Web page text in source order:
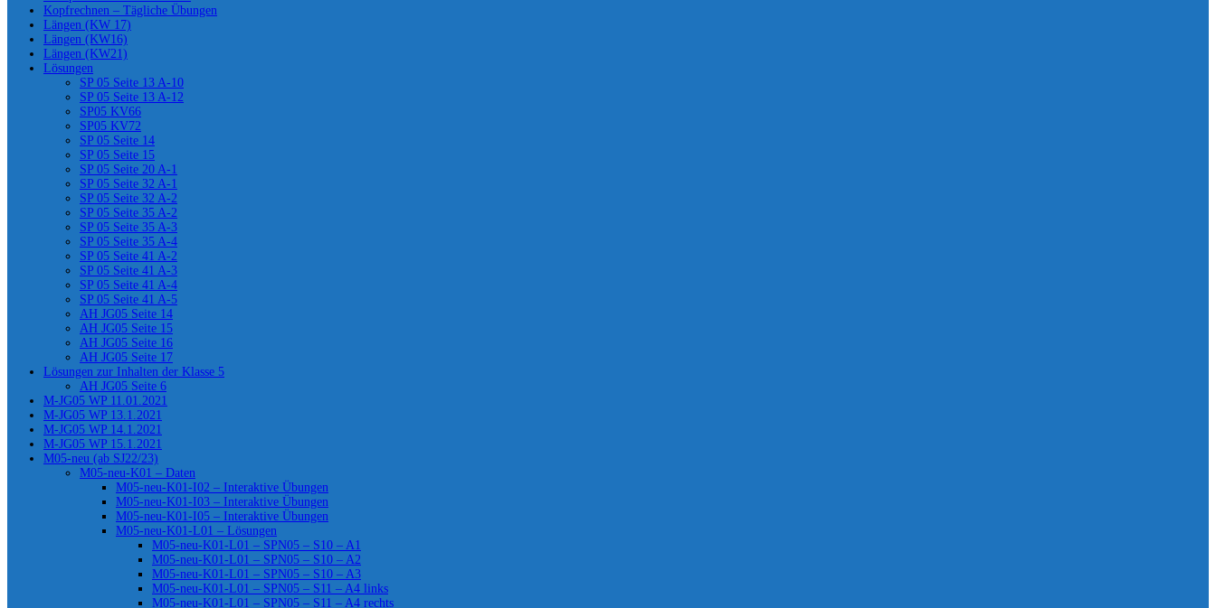
Kopfrechnen – Tägliche Übungen
Längen (KW 17)
Längen (KW16)
Längen (KW21)
Lösungen
SP 05 Seite 13 A-10
SP 05 Seite 13 A-12
SP05 KV66
SP05 KV72
SP 05 Seite 14
SP 05 Seite 15
SP 05 Seite 20 A-1
SP 05 Seite 32 A-1
SP 05 Seite 32 A-2
SP 05 Seite 35 A-2
SP 05 Seite 35 A-3
SP 05 Seite 35 A-4
SP 05 Seite 41 A-2
SP 05 Seite 41 A-3
SP 05 Seite 41 A-4
SP 05 Seite 41 A-5
AH JG05 Seite 14
AH JG05 Seite 15
AH JG05 Seite 16
AH JG05 Seite 17
Lösungen zur Inhalten der Klasse 5
AH JG05 Seite 6
M-JG05 WP 11.01.2021
M-JG05 WP 13.1.2021
M-JG05 WP 14.1.2021
M-JG05 WP 15.1.2021
M05-neu (ab SJ22/23)
M05-neu-K01 – Daten
M05-neu-K01-I02 – Interaktive Übungen
M05-neu-K01-I03 – Interaktive Übungen
M05-neu-K01-I05 – Interaktive Übungen
M05-neu-K01-L01 – Lösungen
M05-neu-K01-L01 – SPN05 – S10 – A1
M05-neu-K01-L01 – SPN05 – S10 – A2
M05-neu-K01-L01 – SPN05 – S10 – A3
M05-neu-K01-L01 – SPN05 – S11 – A4 links
M05-neu-K01-L01 – SPN05 – S11 – A4 rechts